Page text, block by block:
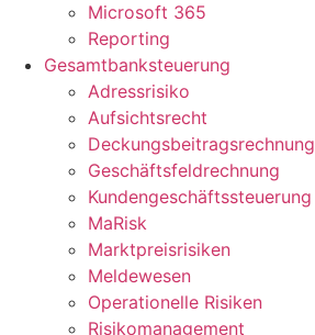
Microsoft 365
Reporting
Gesamtbanksteuerung
Adressrisiko
Aufsichtsrecht
Deckungsbeitragsrechnung
Geschäftsfeldrechnung
Kundengeschäftssteuerung
MaRisk
Marktpreisrisiken
Meldewesen
Operationelle Risiken
Risikomanagement